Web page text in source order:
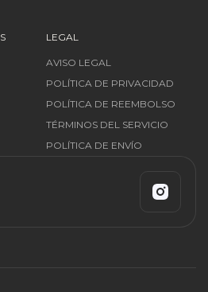
LEGAL
AVISO LEGAL
POLÍTICA DE PRIVACIDAD
POLÍTICA DE REEMBOLSO
TÉRMINOS DEL SERVICIO
POLÍTICA DE ENVÍO